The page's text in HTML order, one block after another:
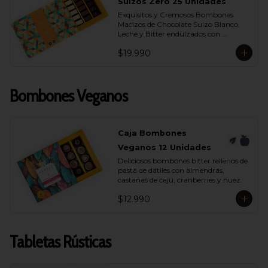
Exquisitos y Cremosos Bombones
Macizos de Chocolate Suizo Blanco,
Leche y Bitter endulzados con
$19.990
Bombones Veganos
Caja Bombones
Veganos 12 Unidades
Deliciosos bombones bitter rellenos de
pasta de dátiles con almendras,
castañas de cajú, cranberries y nuez.
$12.990
Tabletas Rústicas